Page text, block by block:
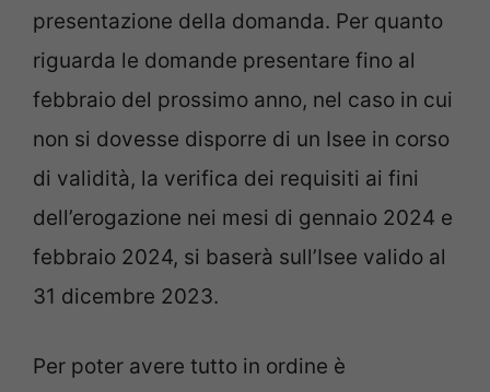
presentazione della domanda. Per quanto
riguarda le domande presentare fino al
febbraio del prossimo anno, nel caso in cui
non si dovesse disporre di un Isee in corso
di validità, la verifica dei requisiti ai fini
dell’erogazione nei mesi di gennaio 2024 e
febbraio 2024, si baserà sull’Isee valido al
31 dicembre 2023.
Per poter avere tutto in ordine è